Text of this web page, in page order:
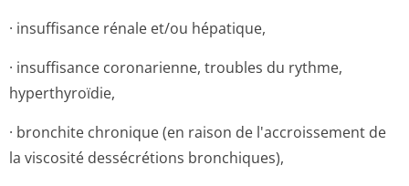
· insuffisance rénale et/ou hépatique,
· insuffisance coronarienne, troubles du rythme,
hyperthyroïdie,
· bronchite chronique (en raison de l'accroissement de
la viscosité dessécrétions bronchiques),